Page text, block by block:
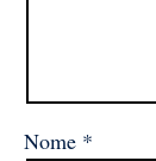
Nome *